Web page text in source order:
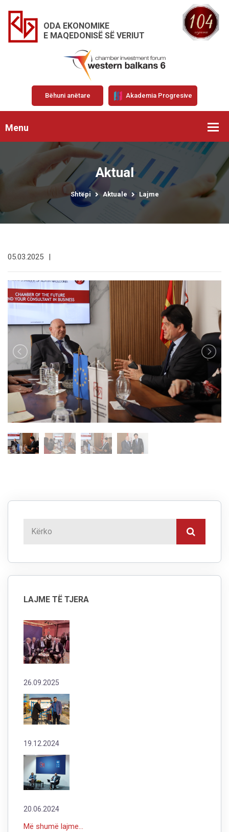
ODA EKONOMIKE
E MAQEDONISË SË VERIUT
Bëhuni anëtare Akademia Progresive
Menu
Aktual
Shtëpi Aktuale Lajme
05.03.2025 |
LAJME TË TJERA
26.09.2025
19.12.2024
20.06.2024
Më shumë lajme...